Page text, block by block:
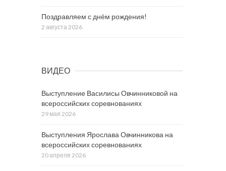
Поздравляем с днём рождения!
2 августа 2026
ВИДЕО
Выступление Василисы Овчинниковой на
всероссийских соревнованиях
29 мая 2026
Выступления Ярослава Овчинникова на
всероссийских соревнованиях
20 апреля 2026